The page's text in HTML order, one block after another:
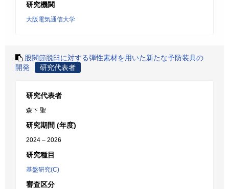
研究機関
大阪電気通信大学
股関節脱臼に対する弾性素材を用いた新たな予防装具の
開発
研究代表者
研究代表者
森下 聖
研究期間 (年度)
2024 – 2026
研究種目
基盤研究(C)
審査区分